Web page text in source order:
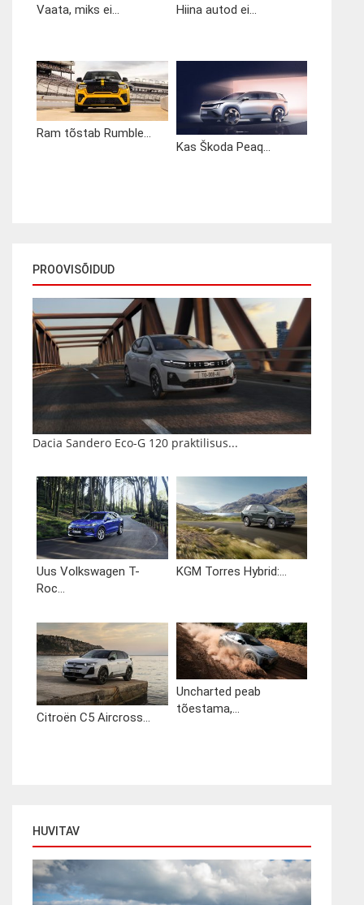
Vaata, miks ei... Hiina autod ei...
Ram tõstab Rumble...
Kas Škoda Peaq...
PROOVISÕIDUD
Dacia Sandero Eco-G 120 praktilisus...
Uus Volkswagen T-
Roc...
KGM Torres Hybrid:...
Citroën C5 Aircross...
Uncharted peab
tõestama,...
HUVITAV